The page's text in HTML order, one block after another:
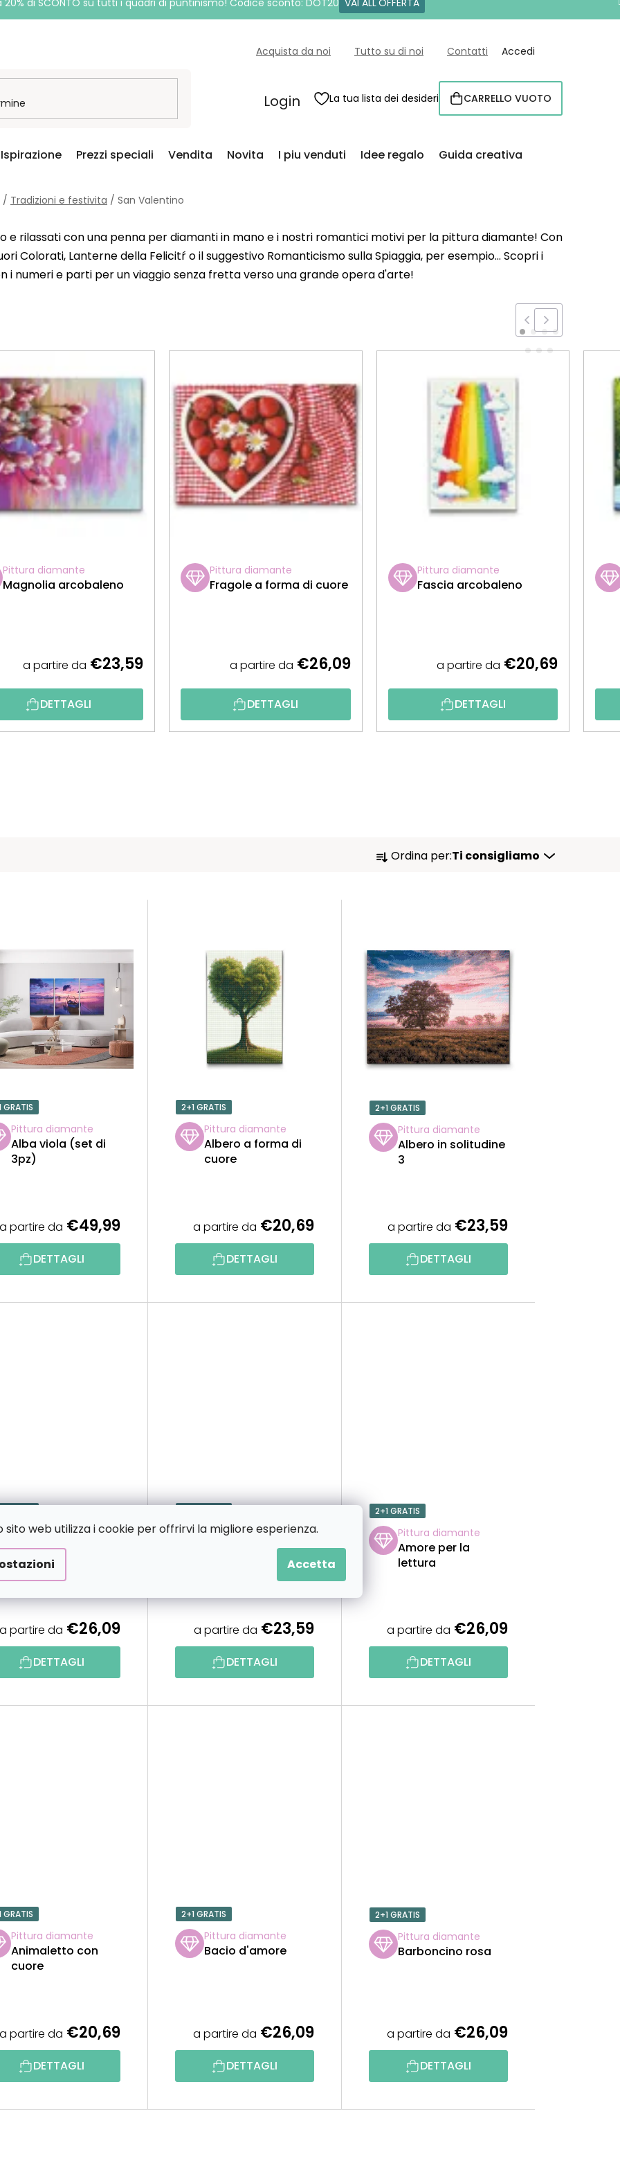
sito web utilizza i cookie per offrirvi la migliore esperienza.
Accetta
20% di SCONTO su tutti i quadri di puntinismo! Codice sconto: DOT20 VAI ALL'OFFERTA
Acquista da noi Tutto su di noi Contatti Accedi
Login La tua lista dei desideri CARRELLO
CARRELLO VUOTO
Ispirazione Prezzi speciali Vendita Novita I piu venduti Idee regalo Guida creativa
/ Tradizioni e festivita / San Valentino
rilassati con una penna per diamanti in mano e i nostri romantici motivi per la pittura diamante! Con
Colorati, Lanterne della Felicitŕ o il suggestivo Romanticismo sulla Spiaggia, per esempio... Scopri i
numeri e parti per un viaggio senza fretta verso una grande opera d'arte!
Pittura diamante
Magnolia arcobaleno
a partire da €23,59
DETTAGLI
Pittura diamante
Fragole a forma di cuore
a partire da €26,09
DETTAGLI
Pittura diamante
Fascia arcobaleno
a partire da €20,69
DETTAGLI
O
I
N
A
M
E
N
T
O
R
O
D
O
Ordina per:Ti consigliamo
GRATIS
Pittura diamante
Alba viola (set di
3pz)
a partire da €49,99
DETTAGLI
2+1 GRATIS
Pittura diamante
Albero a forma di
cuore
a partire da €20,69
DETTAGLI
2+1 GRATIS
Pittura diamante
Albero in solitudine
3
a partire da €23,59
DETTAGLI
Pittura diamante
Amore di bambino
a partire da €26,09
DETTAGLI
Pittura diamante
Amore di famiglia
a partire da €23,59
DETTAGLI
2+1 GRATIS
Pittura diamante
Amore per la
lettura
a partire da €26,09
DETTAGLI
GRATIS
Pittura diamante
Animaletto con
cuore
a partire da €20,69
DETTAGLI
2+1 GRATIS
Pittura diamante
Bacio d'amore
a partire da €26,09
DETTAGLI
2+1 GRATIS
Pittura diamante
Barboncino rosa
a partire da €26,09
DETTAGLI